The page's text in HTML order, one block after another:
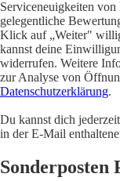
Serviceneuigkeiten
gelegentliche
Klick auf „Weiter"
kannst deine
widerrufen. Weitere
zur Analyse von
Datenschutzerklärung.
Du kannst dich
in der E-Mail
Sonderposten